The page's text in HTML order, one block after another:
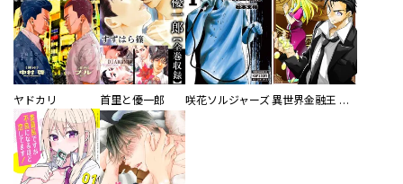
ヤドカリ 首里と優一郎 咲花ソルジャーズ 異世界金融王 ～クローネ・ゴルディオンの覇道～